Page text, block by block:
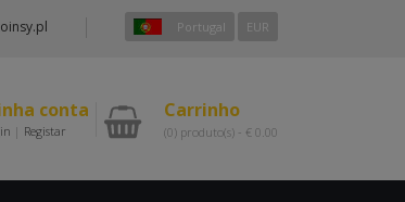
Portugal EUR
conta
| Registar
Carrinho
(0) produto(s) - € 0.00